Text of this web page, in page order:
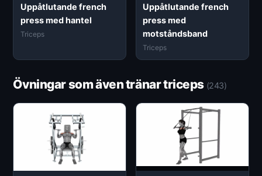
Uppåtlutande french
press med hantel
Triceps
Uppåtlutande french
press med
motståndsband
Triceps
Övningar som även tränar triceps (243)